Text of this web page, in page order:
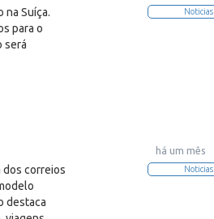
Noticias
na Suíça.
para o
será
há um mês
Noticias
dos correios
destaca